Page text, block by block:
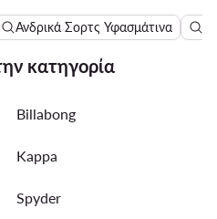
Ανδρικά Σορτς Υφασμάτινα
κατηγορία
Billabong
Kappa
Spyder